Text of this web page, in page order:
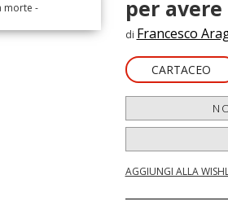
per
di Francesco
CARTACEO
AGGIUNGI ALLA